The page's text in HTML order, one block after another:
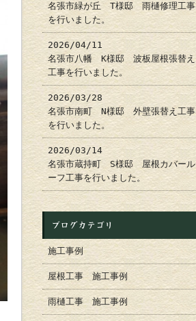
名張市緑が丘 T様邸 雨樋修理工事
を行いました。
2026/04/11
名張市八幡 K様邸 波板屋根張替え
工事を行いました。
2026/03/28
名張市南町 N様邸 外壁張替え工事
を行いました。
2026/03/14
名張市蔵持町 S様邸 屋根カバール
ーフ工事を行いました。
ブログカテゴリ
施工事例
屋根工事 施工事例
雨樋工事 施工事例